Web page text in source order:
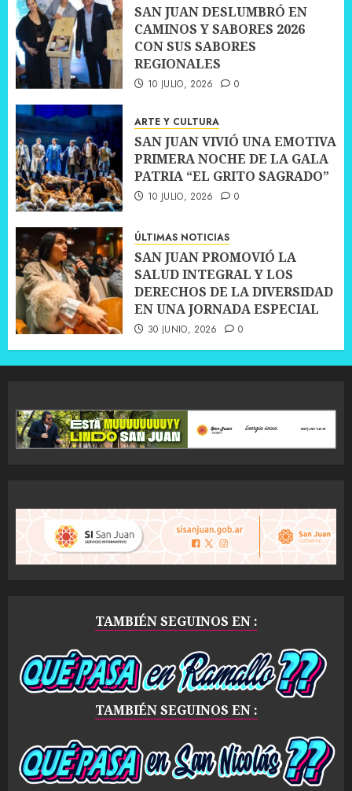
SAN JUAN DESLUMBRÓ EN
CAMINOS Y SABORES 2026
CON SUS SABORES
REGIONALES
10 JULIO, 2026 0
ARTE Y CULTURA
SAN JUAN VIVIÓ UNA EMOTIVA
PRIMERA NOCHE DE LA GALA
PATRIA “EL GRITO SAGRADO”
10 JULIO, 2026 0
ÚLTIMAS NOTICIAS
SAN JUAN PROMOVIÓ LA
SALUD INTEGRAL Y LOS
DERECHOS DE LA DIVERSIDAD
EN UNA JORNADA ESPECIAL
30 JUNIO, 2026 0
TAMBIÉN SEGUINOS EN :
TAMBIÉN SEGUINOS EN :